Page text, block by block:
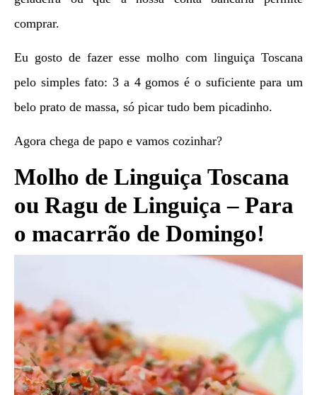
comprar.
Eu gosto de fazer esse molho com linguiça Toscana
pelo simples fato: 3 a 4 gomos é o suficiente para um
belo prato de massa, só picar tudo bem picadinho.
Agora chega de papo e vamos cozinhar?
Molho de Linguiça Toscana
ou Ragu de Linguiça – Para
o macarrão de Domingo!